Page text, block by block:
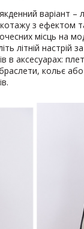
варіант –
з ефектом
місць на
літній настрій
в аксесуарах:
кольє